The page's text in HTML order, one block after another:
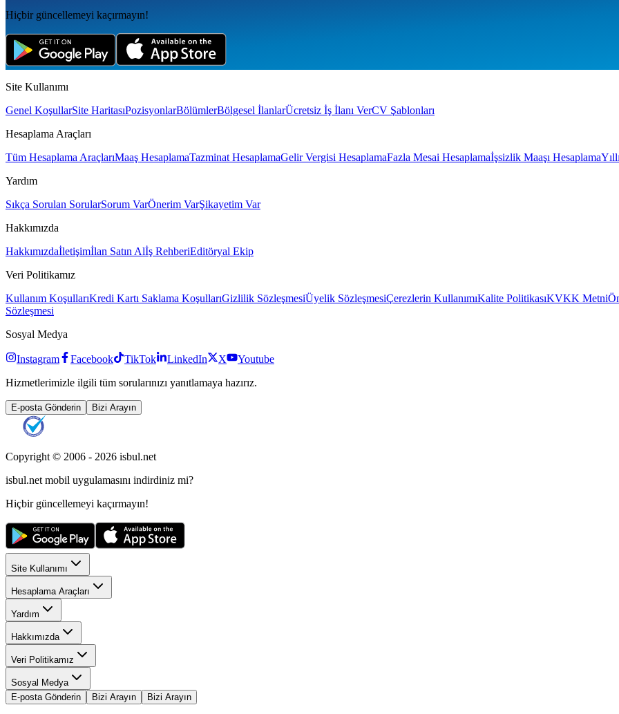
Hiçbir güncellemeyi kaçırmayın!
Site Kullanımı
Genel KoşullarSite HaritasıPozisyonlarBölümlerBölgesel İlanlarÜcretsiz İş İlanı VerCV Şablonları
Hesaplama Araçları
Tüm Hesaplama AraçlarıMaaş HesaplamaTazminat HesaplamaGelir Vergisi HesaplamaFazla Mesai Hesaplamaİşsizlik Maaşı Hesaplama
Yardım
Sıkça Sorulan SorularSorum VarÖnerim VarŞikayetim Var
Hakkımızda
Hakkımızdaİletişimİlan Satın Alİş RehberiEditöryal Ekip
Veri Politikamız
Kullanım KoşullarıKredi Kartı Saklama KoşullarıGizlilik SözleşmesiÜyelik SözleşmesiÇerezlerin KullanımıKalite PolitikasıKVKK Metni
Sözleşmesi
Sosyal Medya
Instagram Facebook TikTok LinkedIn X
Youtube
Hizmetlerimizle ilgili tüm sorularınızı yanıtlamaya hazırız.
E-posta Gönderin Bizi Arayın
Copyright © 2006 - 2026 isbul.net
isbul.net mobil uygulamasını indirdiniz mi?
Hiçbir güncellemeyi kaçırmayın!
Site Kullanımı
Hesaplama Araçları
Yardım
Hakkımızda
Veri Politikamız
Sosyal Medya
E-posta Gönderin
Bizi Arayın Bizi Arayın